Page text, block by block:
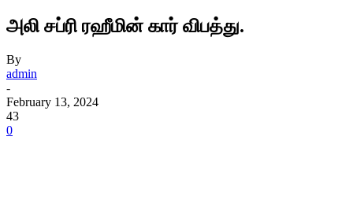
அலி சப்ரி ரஹீமின் கார் விபத்து.
By
admin
-
February 13, 2024
43
0